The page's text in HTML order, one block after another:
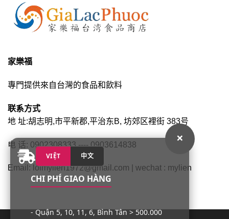
×
VIỆT 中文
CHI PHÍ GIAO HÀNG
- Quận 5, 10, 11, 6, Bình Tân > 500.000
家樂福
專門提供來自台灣的食品和飲料
联系方式
地 址:胡志明,市平新郡,平治东B, 坊郊区裡街 383号
电 话: 0902308333 ---- 0903614838
Email: loimylien1972@gmail.com | wechat : mylien